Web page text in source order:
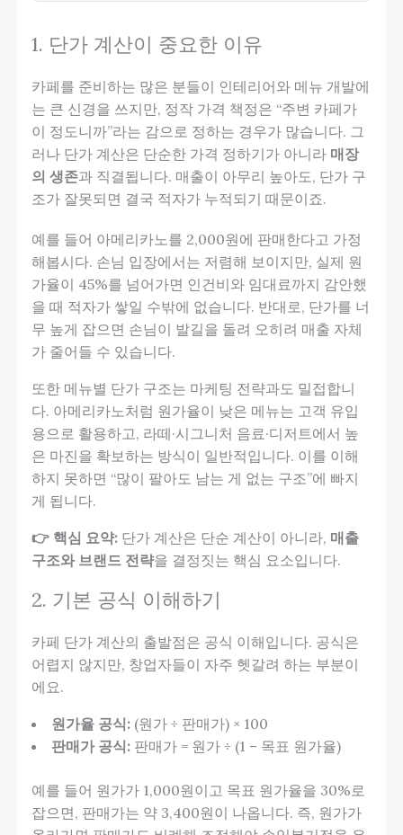
1. 단가 계산이 중요한 이유
카페를 준비하는 많은 분들이 인테리어와 메뉴 개발에
는 큰 신경을 쓰지만, 정작 가격 책정은 “주변 카페가
이 정도니까”라는 감으로 정하는 경우가 많습니다. 그
러나 단가 계산은 단순한 가격 정하기가 아니라 매장
의 생존과 직결됩니다. 매출이 아무리 높아도, 단가 구
조가 잘못되면 결국 적자가 누적되기 때문이죠.
예를 들어 아메리카노를 2,000원에 판매한다고 가정
해봅시다. 손님 입장에서는 저렴해 보이지만, 실제 원
가율이 45%를 넘어가면 인건비와 임대료까지 감안했
을 때 적자가 쌓일 수밖에 없습니다. 반대로, 단가를 너
무 높게 잡으면 손님이 발길을 돌려 오히려 매출 자체
가 줄어들 수 있습니다.
또한 메뉴별 단가 구조는 마케팅 전략과도 밀접합니
다. 아메리카노처럼 원가율이 낮은 메뉴는 고객 유입
용으로 활용하고, 라떼·시그니처 음료·디저트에서 높
은 마진을 확보하는 방식이 일반적입니다. 이를 이해
하지 못하면 “많이 팔아도 남는 게 없는 구조”에 빠지
게 됩니다.
👉 핵심 요약:단가 계산은 단순 계산이 아니라, 매출
구조와 브랜드 전략을 결정짓는 핵심 요소입니다.
2. 기본 공식 이해하기
카페 단가 계산의 출발점은 공식 이해입니다. 공식은
어렵지 않지만, 창업자들이 자주 헷갈려 하는 부분이
에요.
원가율 공식:(원가 ÷ 판매가) × 100
판매가 공식:판매가 = 원가 ÷ (1 – 목표 원가율)
예를 들어 원가가 1,000원이고 목표 원가율을 30%로
잡으면, 판매가는 약 3,400원이 나옵니다. 즉, 원가가